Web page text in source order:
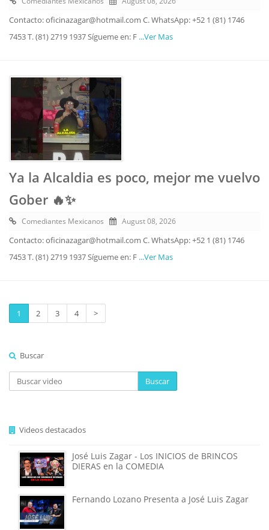
Contacto: oficinazagar@hotmail.com C. WhatsApp: +52 1 (81) 1746
7453 T. (81) 2719 1937 Sígueme en: F ...Ver Mas
Ya la Alcaldia es poco, mejor me vuelvo
Gober 🔥✨
Comediantes Mexicanos August 08, 2026
Contacto: oficinazagar@hotmail.com C. WhatsApp: +52 1 (81) 1746
7453 T. (81) 2719 1937 Sígueme en: F ...Ver Mas
1 2 3 4 >
Buscar
Buscar
Videos destacados
José Luis Zagar - Los INICIOS de BRINCOS
DIERAS en la COMEDIA
Fernando Lozano Presenta a José Luis Zagar